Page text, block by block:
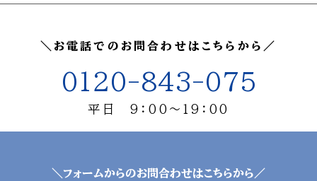
＼お電話でのお問合わせはこちらから／
0120-843-075
平日 9：00～19：00
＼フォームからのお問合わせはこちらから／